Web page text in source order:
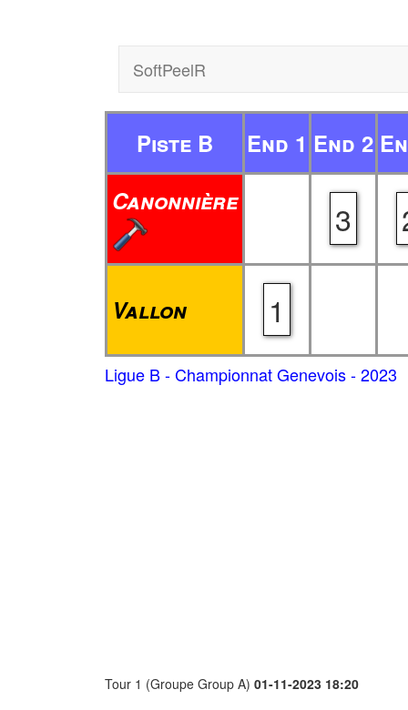
SoftPeelR
Piste B End 1 End 2
Canonnière
3
Vallon 1
Ligue B - Championnat Genevois - 2023
Tour 1 (Groupe Group A) 01-11-2023 18:20